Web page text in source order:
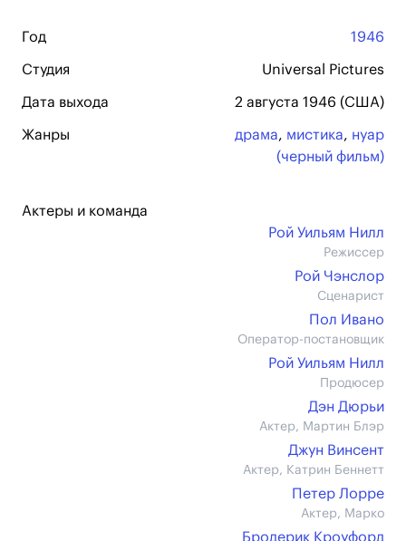
Год 1946
Студия Universal Pictures
Дата выхода 2 августа 1946 (США)
Жанры драма, мистика, нуар
(черный фильм)
Актеры и команда
Рой Уильям Нилл
Режиссер
Рой Чэнслор
Сценарист
Пол Ивано
Оператор-постановщик
Рой Уильям Нилл
Продюсер
Дэн Дюрьи
Актер, Мартин Блэр
Джун Винсент
Актер, Катрин Беннетт
Петер Лорре
Актер, Марко
Бродерик Кроуфорд